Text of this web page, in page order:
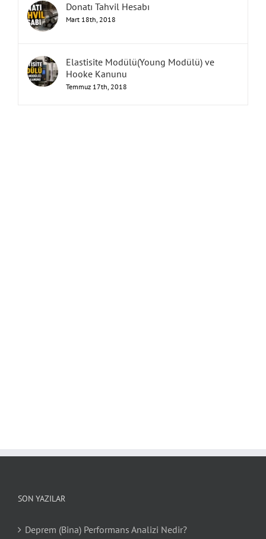
Donatı Tahvil Hesabı
Mart 18th, 2018
Elastisite Modülü(Young Modülü) ve
Hooke Kanunu
Temmuz 17th, 2018
SON YAZILAR
Deprem (Bina) Performans Analizi Nedir?